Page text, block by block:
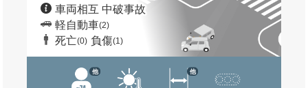
車両相互 中破事故
軽自動車(2)
死亡(0) 負傷(1)
他 他